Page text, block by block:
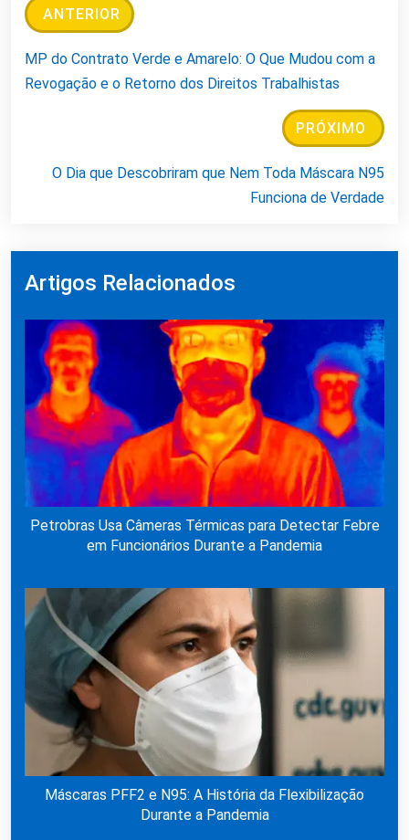
ANTERIOR
MP do Contrato Verde e Amarelo: O Que Mudou com a
Revogação e o Retorno dos Direitos Trabalhistas
PRÓXIMO
O Dia que Descobriram que Nem Toda Máscara N95
Funciona de Verdade
Artigos Relacionados
Petrobras Usa Câmeras Térmicas para Detectar Febre
em Funcionários Durante a Pandemia
Máscaras PFF2 e N95: A História da Flexibilização
Durante a Pandemia